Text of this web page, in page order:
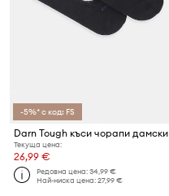
-5%* с код: FS
Darn Tough къси чорапи дамски
Текуща цена:
26,99 €
Редовна цена:34,99 €
Най-ниска цена:27,99 €